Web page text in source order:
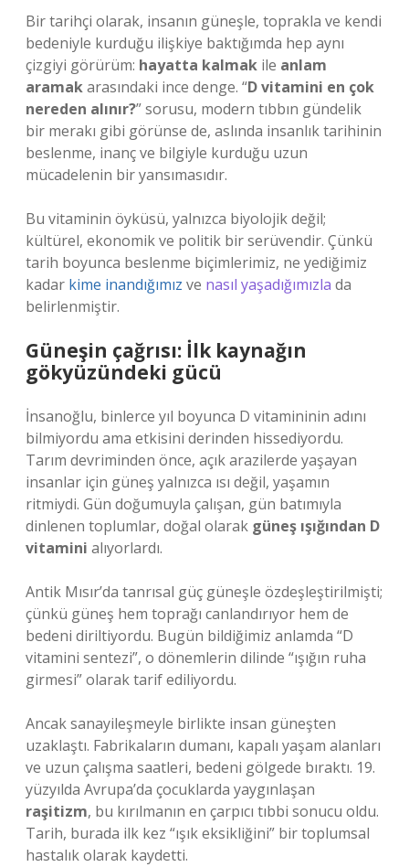
Bir tarihçi olarak, insanın güneşle, toprakla ve kendi
bedeniyle kurduğu ilişkiye baktığımda hep aynı
çizgiyi görürüm: hayatta kalmak ile anlam
aramakarasındaki ince denge. “D vitamini en çok
nereden alınır?” sorusu, modern tıbbın gündelik
bir merakı gibi görünse de, aslında insanlık tarihinin
beslenme, inanç ve bilgiyle kurduğu uzun
mücadelenin bir yansımasıdır.
Bu vitaminin öyküsü, yalnızca biyolojik değil;
kültürel, ekonomik ve politik bir serüvendir. Çünkü
tarih boyunca beslenme biçimlerimiz, ne yediğimiz
kadar kime inandığımız ve nasıl yaşadığımızla da
belirlenmiştir.
Güneşin çağrısı: İlk kaynağın
gökyüzündeki gücü
İnsanoğlu, binlerce yıl boyunca D vitamininin adını
bilmiyordu ama etkisini derinden hissediyordu.
Tarım devriminden önce, açık arazilerde yaşayan
insanlar için güneş yalnızca ısı değil, yaşamın
ritmiydi. Gün doğumuyla çalışan, gün batımıyla
dinlenen toplumlar, doğal olarak güneş ışığından D
vitamini alıyorlardı.
Antik Mısır’da tanrısal güç güneşle özdeşleştirilmişti;
çünkü güneş hem toprağı canlandırıyor hem de
bedeni diriltiyordu. Bugün bildiğimiz anlamda “D
vitamini sentezi”, o dönemlerin dilinde “ışığın ruha
girmesi” olarak tarif ediliyordu.
Ancak sanayileşmeyle birlikte insan güneşten
uzaklaştı. Fabrikaların dumanı, kapalı yaşam alanları
ve uzun çalışma saatleri, bedeni gölgede bıraktı. 19.
yüzyılda Avrupa’da çocuklarda yaygınlaşan
raşitizm, bu kırılmanın en çarpıcı tıbbi sonucu oldu.
Tarih, burada ilk kez “ışık eksikliğini” bir toplumsal
hastalık olarak kaydetti.